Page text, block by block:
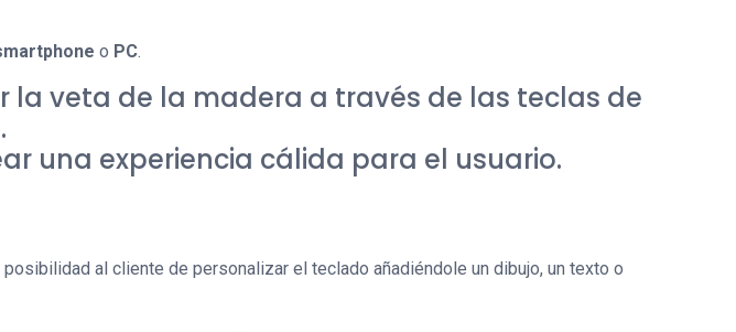
o PC.
veta de la madera a través de las teclas de
una experiencia cálida para el usuario.
al cliente de personalizar el teclado añadiéndole un dibujo, un texto o